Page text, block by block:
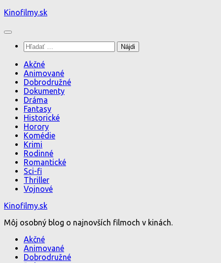
Preskočiť
obsah
Kinofilmy.sk
Hľadať:
Akčné
Animované
Dobrodružné
Dokumenty
Dráma
Fantasy
Historické
Horory
Komédie
Krimi
Rodinné
Romantické
Sci-fi
Thriller
Vojnové
Kinofilmy.sk
Môj osobný blog o najnovších filmoch v kinách.
Akčné
Animované
Dobrodružné